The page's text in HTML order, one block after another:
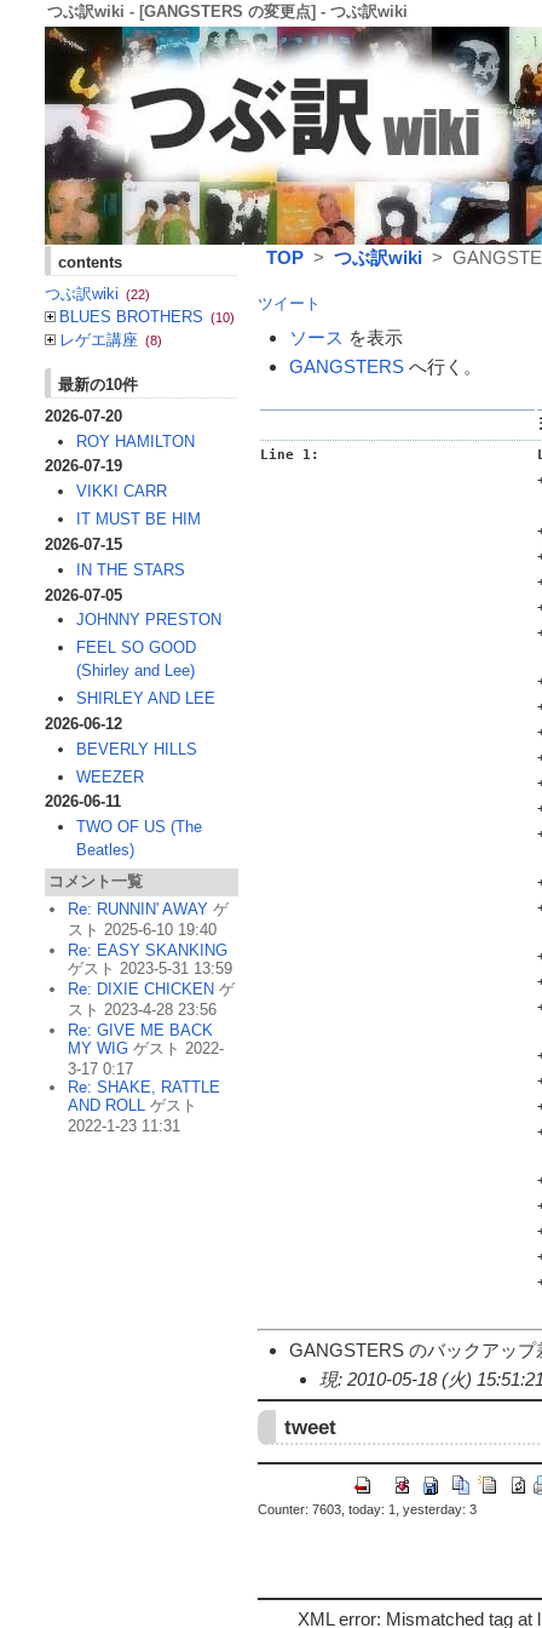
つぶ訳wiki - [GANGSTERS の変更点] - つぶ訳wiki
TOP > つぶ訳wiki >
ツイート
ソース を表示
GANGSTERSへ行く。
Line 1:
GANGSTERS のバックアップ
現: 2010-05-18 (火)
tweet
Counter: 7603, today: 1, yesterday: 3
XML error: Mismatched tag at
contents
つぶ訳wiki (22)
BLUES BROTHERS (10)
レゲエ講座 (8)
最新の10件
2026-07-20
ROY HAMILTON
2026-07-19
VIKKI CARR
IT MUST BE HIM
2026-07-15
IN THE STARS
2026-07-05
JOHNNY PRESTON
FEEL SO GOOD
(Shirley and Lee)
SHIRLEY AND LEE
2026-06-12
BEVERLY HILLS
WEEZER
2026-06-11
TWO OF US (The
Beatles)
コメント一覧
Re: RUNNIN' AWAY ゲ
スト 2025-6-10 19:40
Re: EASY SKANKING
ゲスト 2023-5-31 13:59
Re: DIXIE CHICKEN ゲ
スト 2023-4-28 23:56
Re: GIVE ME BACK
MY WIG ゲスト 2022-
3-17 0:17
Re: SHAKE, RATTLE
AND ROLL ゲスト
2022-1-23 11:31